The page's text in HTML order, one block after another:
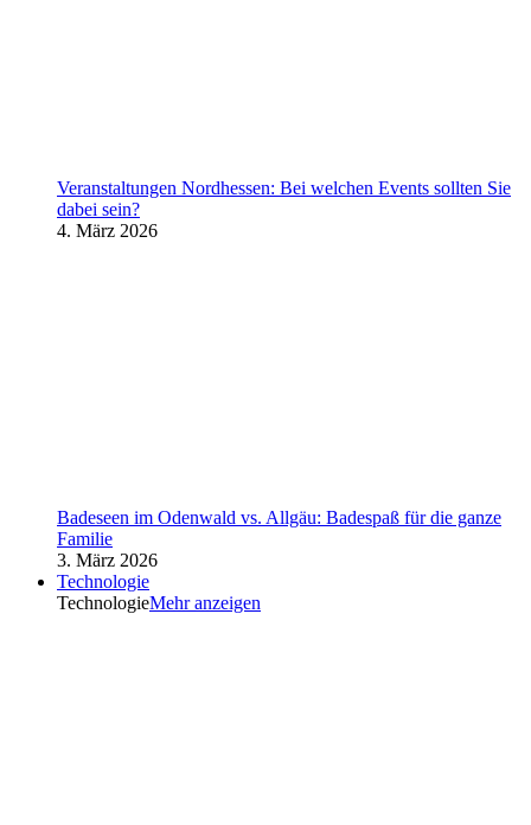
Veranstaltungen Nordhessen: Bei welchen Events sollten Sie
dabei sein?
4. März 2026
Badeseen im Odenwald vs. Allgäu: Badespaß für die ganze
Familie
3. März 2026
Technologie
TechnologieMehr anzeigen